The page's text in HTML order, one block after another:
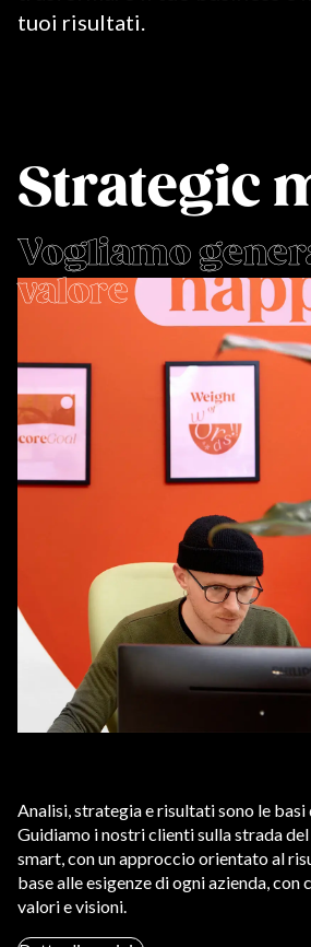
tuoi risultati.
Strategic
Vogliamo
valore
Analisi, strategia e risultati sono le
Guidiamo i nostri clienti sulla strada
smart, con un approccio orientato al
base alle esigenze di ogni azienda, con
valori e visioni.